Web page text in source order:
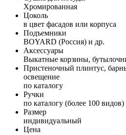
Хромированная
Цоколь
в цвет фасадов или корпуса
Подъемники
BOYARD (Россия) и др.
Аксессуары
Выкатные корзины,
Пристеночный плинтус,
освещение
по каталогу
Ручки
по каталогу (более 100 видов)
Размер
индивидуальный
Цена